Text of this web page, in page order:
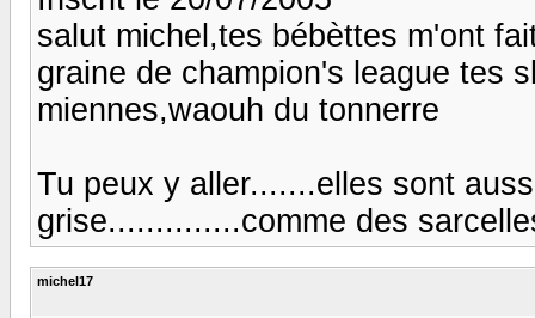
salut michel,tes bébèttes m'ont
graine de champion's league tes
miennes,waouh du tonnerre
Tu peux y aller.......elles sont
grise..............comme des
michel17